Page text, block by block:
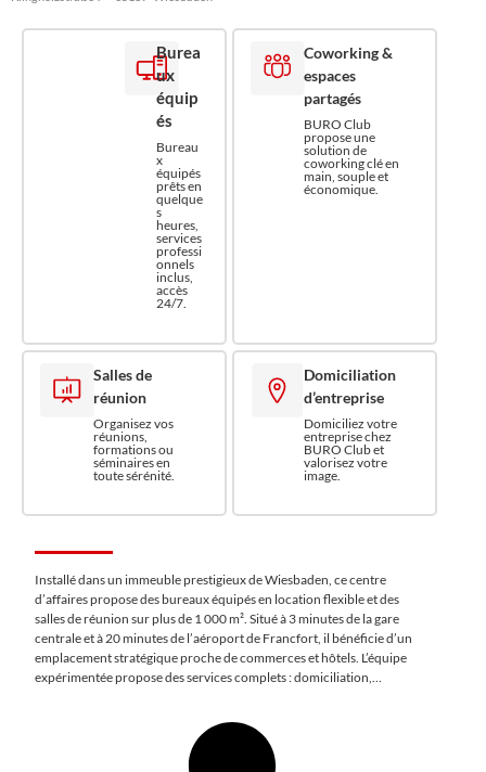
Burea
ux
équip
és
Bureau
x
équipés
prêts en
quelque
s
heures,
services
professi
onnels
inclus,
accès
24/7.
Coworking &
espaces
partagés
BURO Club
propose une
solution de
coworking clé en
main, souple et
économique.
Salles de
réunion
Organisez vos
réunions,
formations ou
séminaires en
toute sérénité.
Domiciliation
d’entreprise
Domiciliez votre
entreprise chez
BURO Club et
valorisez votre
image.
Installé dans un immeuble prestigieux de Wiesbaden, ce centre
d’affaires propose des bureaux équipés en location flexible et des
salles de réunion sur plus de 1 000 m². Situé à 3 minutes de la gare
centrale et à 20 minutes de l’aéroport de Francfort, il bénéficie d’un
emplacement stratégique proche de commerces et hôtels. L’équipe
expérimentée propose des services complets : domiciliation,